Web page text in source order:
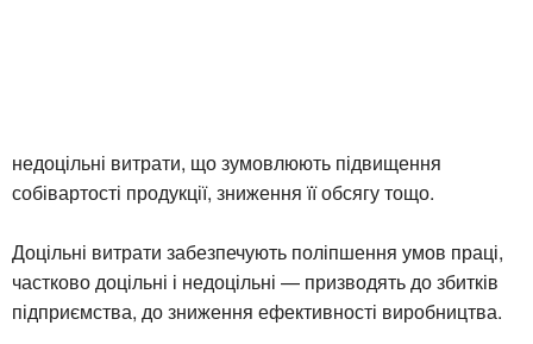
недоцільні витрати, що зумовлюють підвищення
собівартості продукції, зниження її обсягу тощо.
Доцільні витрати забезпечують поліпшення умов праці,
частково доцільні і недоцільні — призводять до збитків
підприємства, до зниження ефективності виробництва.